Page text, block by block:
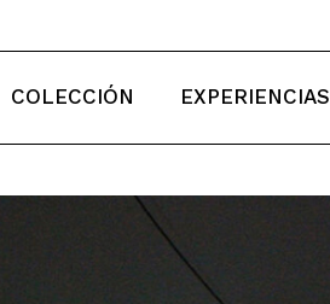
COLECCIÓN EXPERIENCIAS